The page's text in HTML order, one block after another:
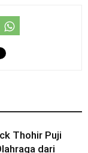
Thohir Puji
dari